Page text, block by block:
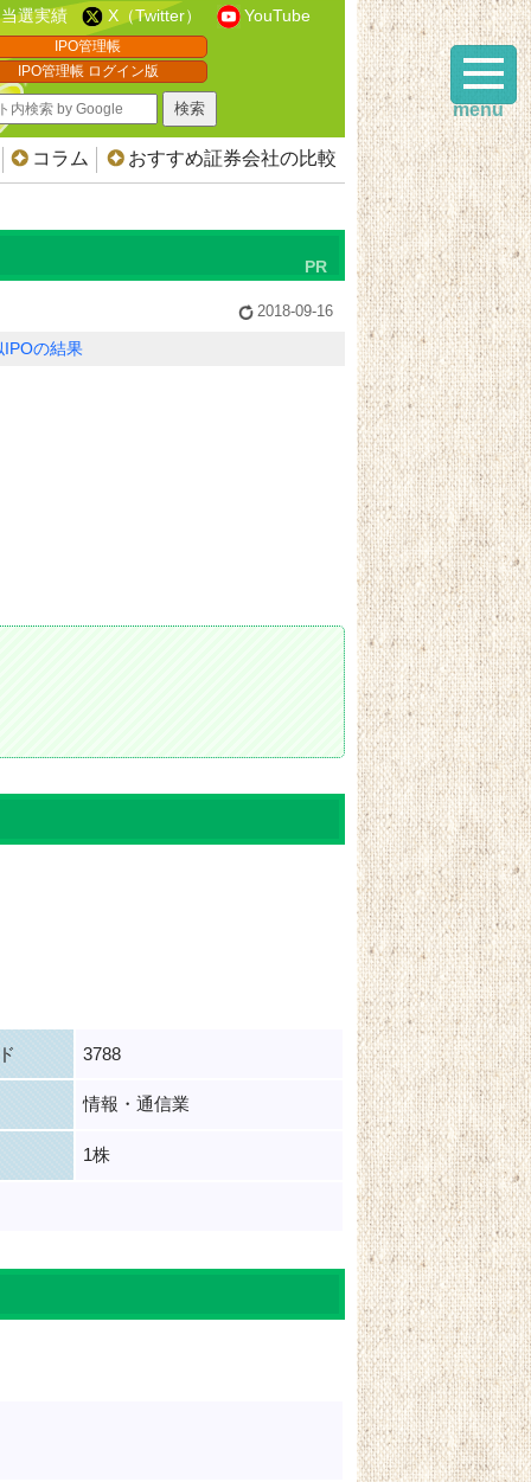
当選実績 X（Twitter） YouTube
IPO管理帳
IPO管理帳 ログイン版
コラム おすすめ証券会社の比較
2018-09-16
IPOの結果
3788
情報・通信業
1株
menu